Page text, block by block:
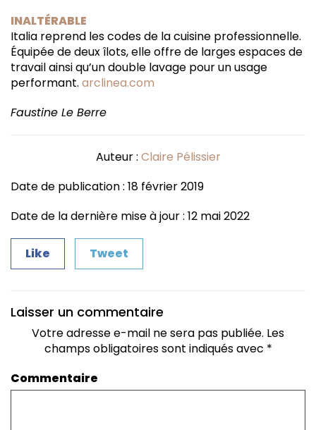
INALTÉRABLE
Italia reprend les codes de la cuisine professionnelle.
Équipée de deux îlots, elle offre de larges espaces de
travail ainsi qu’un double lavage pour un usage
performant. arclinea.com
Faustine Le Berre
Auteur : Claire Pélissier
Date de publication : 18 février 2019
Date de la dernière mise à jour : 12 mai 2022
Like Tweet
Laisser un commentaire
Votre adresse e-mail ne sera pas publiée. Les
champs obligatoires sont indiqués avec *
Commentaire